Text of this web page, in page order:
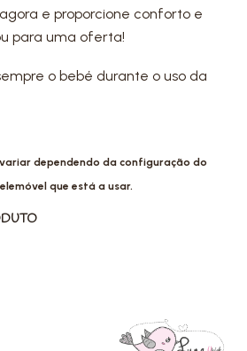
e proporcione conforto e
para uma oferta!
o bebé durante o uso da
dependendo da configuração do
que está a usar.